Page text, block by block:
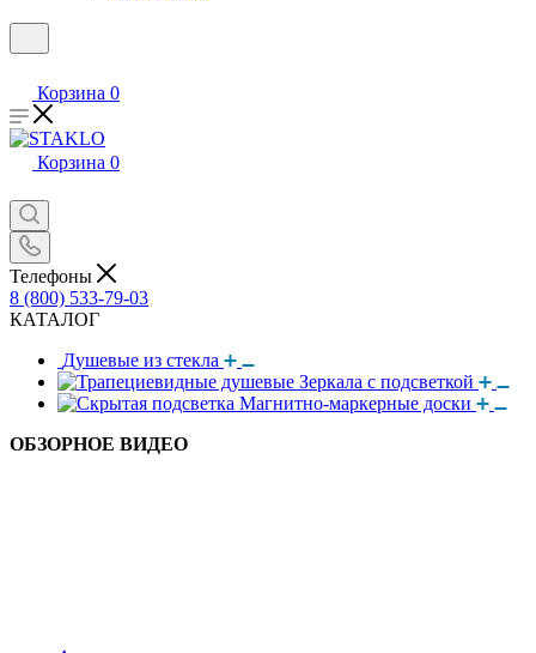
Корзина 0
Корзина 0
Телефоны
8 (800) 533-79-03
КАТАЛОГ
Душевые из стекла
Зеркала с подсветкой
Магнитно-маркерные доски
ОБЗОРНОЕ ВИДЕО